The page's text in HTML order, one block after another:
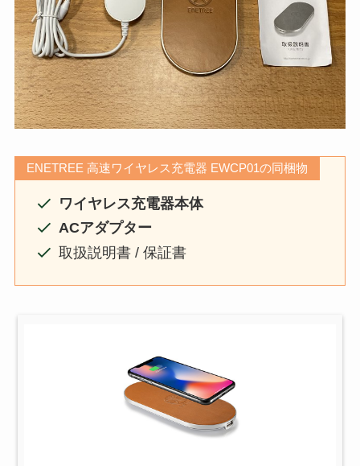
ENETREE 高速ワイヤレス充電器 EWCP01の同梱物
ワイヤレス充電器本体
ACアダプター
取扱説明書 / 保証書